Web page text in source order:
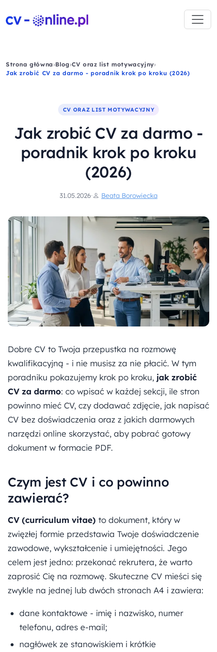
Strona główna›Blog›CV oraz list motywacyjny›
Jak zrobić CV za darmo - poradnik krok po kroku (2026)
CV ORAZ LIST MOTYWACYJNY
Jak zrobić CV za darmo -
poradnik krok po kroku
(2026)
31.05.2026· Beata Borowiecka
Dobre CV to Twoja przepustka na rozmowę
kwalifikacyjną - i nie musisz za nie płacić. W tym
poradniku pokazujemy krok po kroku, jak zrobić
CV za darmo: co wpisać w każdej sekcji, ile stron
powinno mieć CV, czy dodawać zdjęcie, jak napisać
CV bez doświadczenia oraz z jakich darmowych
narzędzi online skorzystać, aby pobrać gotowy
dokument w formacie PDF.
Czym jest CV i co powinno
zawierać?
CV (curriculum vitae) to dokument, który w
zwięzłej formie przedstawia Twoje doświadczenie
zawodowe, wykształcenie i umiejętności. Jego
celem jest jedno: przekonać rekrutera, że warto
zaprosić Cię na rozmowę. Skuteczne CV mieści się
zwykle na jednej lub dwóch stronach A4 i zawiera:
dane kontaktowe - imię i nazwisko, numer
telefonu, adres e-mail;
nagłówek ze stanowiskiem i krótkie